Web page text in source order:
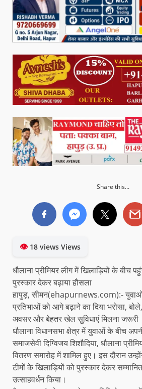
Share this...
👁18 views Views
धौलाना प्रीमियर लीग में खिलाड़ियों के बीच
पुरस्कार देकर बढ़ाया हौसला
हापुड़, सीमन(ehapurnews.com):-
प्रतिभाओं को आगे बढ़ाने का दिया भरोसा,
अवसर और बेहतर खेल सुविधाएं मिलना जरूरी
धौलाना विधानसभा क्षेत्र में युवाओं के बीच
समाजसेवी दिग्विजय शिशौदिया, धौलाना
वितरण समारोह में शामिल हुए। इस दौरान
टीमों के खिलाड़ियों को पुरस्कार देकर
उत्साहवर्धन किया।